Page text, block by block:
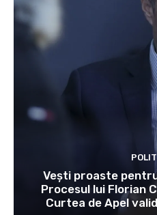
Vești proaste
Procesul lui Florian
Curtea de Apel